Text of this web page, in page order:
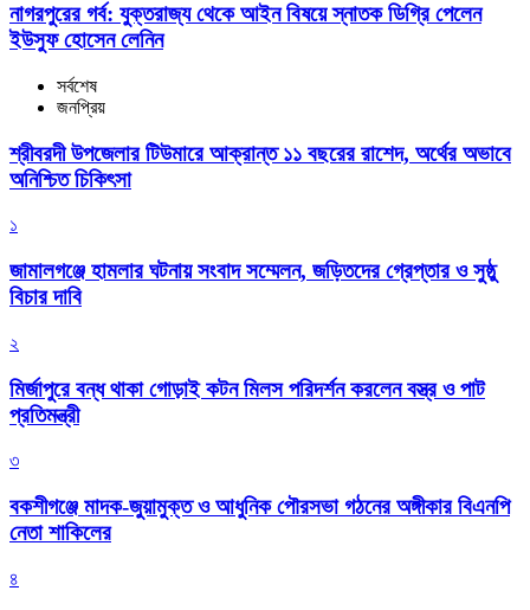
নাগরপুরের গর্ব: যুক্তরাজ্য থেকে আইন বিষয়ে স্নাতক ডিগ্রি পেলেন
ইউসুফ হোসেন লেনিন
সর্বশেষ
জনপ্রিয়
শ্রীবরদী উপজেলার টিউমারে আক্রান্ত ১১ বছরের রাশেদ, অর্থের অভাবে
অনিশ্চিত চিকিৎসা
১
জামালগঞ্জে হামলার ঘটনায় সংবাদ সম্মেলন, জড়িতদের গ্রেপ্তার ও সুষ্ঠু
বিচার দাবি
২
মির্জাপুরে বন্ধ থাকা গোড়াই কটন মিলস পরিদর্শন করলেন বস্ত্র ও পাট
প্রতিমন্ত্রী
৩
বকশীগঞ্জে মাদক-জুয়ামুক্ত ও আধুনিক পৌরসভা গঠনের অঙ্গীকার বিএনপি
নেতা শাকিলের
৪